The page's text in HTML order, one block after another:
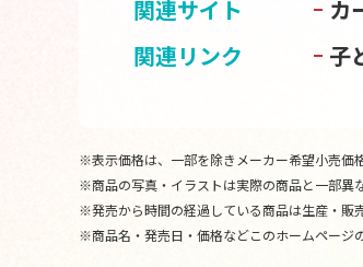
関連サイト カ
関連リンク
子
※表示価格は、一部を除きメーカー希望小売価
※商品の写真・イラストは実際の商品と一部異
※発売から時間の経過している商品は生産・販
※商品名・発売日・価格などこのホームページ